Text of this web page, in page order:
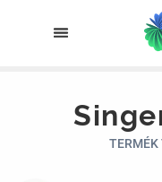
TERMÉK